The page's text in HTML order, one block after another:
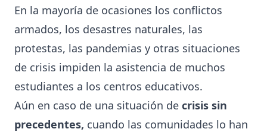
En la mayoría de ocasiones los conflictos
armados, los desastres naturales, las
protestas, las pandemias y otras situaciones
de crisis impiden la asistencia de muchos
estudiantes a los centros educativos.
Aún en caso de una situación de crisis sin
precedentes, cuando las comunidades lo han